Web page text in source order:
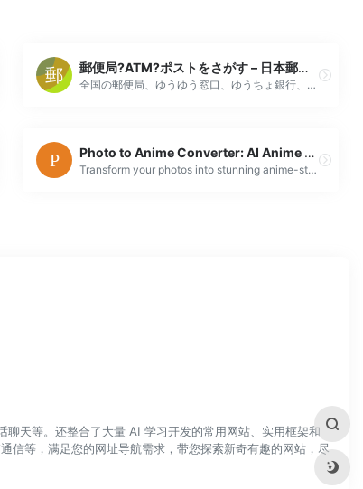
郵便局?ATM?ポストをさがす – 日本郵政グループ
全国の郵便局、ゆうゆう窓口、ゆうちょ銀行、ATM、ポストを検索できます。
Photo to Anime Converter: AI Anime Filter Online
Transform your photos into stunning anime-style art with our AI-powered filter. Fast, easy, and free. Experience the anime transformation now!
天等。还整合了大量 AI 学习开发的常用网站、实用框架和
信等，满足您的网址导航需求，带您探索新奇有趣的网站，尽